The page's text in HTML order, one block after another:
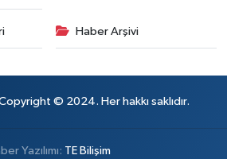
Haber Arşivi
© 2024. Her hakkı saklıdır.
Yazılımı: TE Bilişim